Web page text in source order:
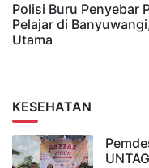
Polisi Buru Penyebar
Pelajar di
Utama
KESEHATAN